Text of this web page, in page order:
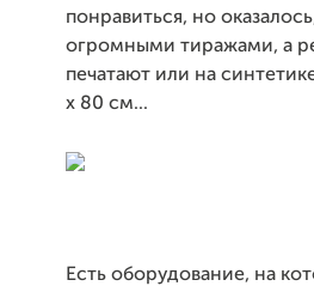
понравиться, но
огромными тиражами, а
печатают или на
х 80 см...
Есть оборудование, на